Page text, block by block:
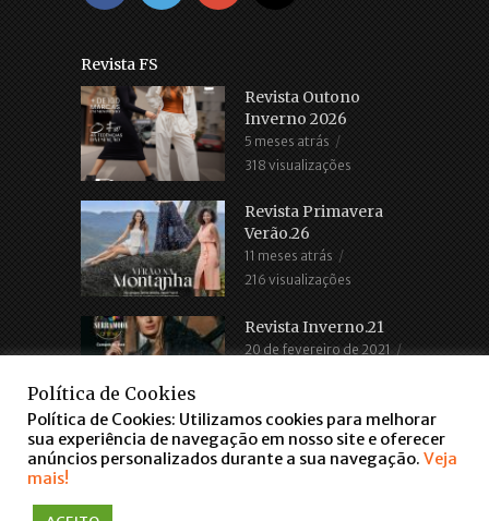
Revista FS
Revista Outono
Inverno 2026
5 meses atrás
318 visualizações
Revista Primavera
Verão.26
11 meses atrás
216 visualizações
Revista Inverno.21
20 de fevereiro de 2021
Política de Cookies
Política de Cookies: Utilizamos cookies para melhorar
sua experiência de navegação em nosso site e oferecer
anúncios personalizados durante a sua navegação. Veja
mais!